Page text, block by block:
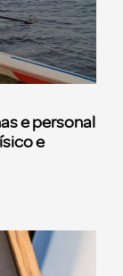
e personal
e